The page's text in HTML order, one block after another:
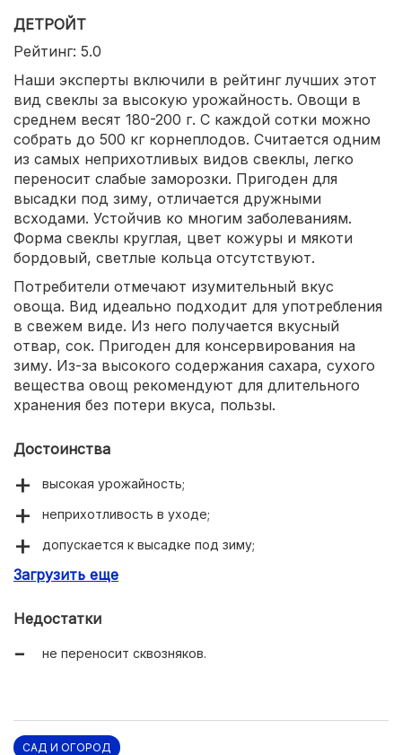
ДЕТРОЙТ
Рейтинг: 5.0
Наши эксперты включили в рейтинг лучших этот
вид свеклы за высокую урожайность. Овощи в
среднем весят 180-200 г. С каждой сотки можно
собрать до 500 кг корнеплодов. Считается одним
из самых неприхотливых видов свеклы, легко
переносит слабые заморозки. Пригоден для
высадки под зиму, отличается дружными
всходами. Устойчив ко многим заболеваниям.
Форма свеклы круглая, цвет кожуры и мякоти
бордовый, светлые кольца отсутствуют.
Потребители отмечают изумительный вкус
овоща. Вид идеально подходит для употребления
в свежем виде. Из него получается вкусный
отвар, сок. Пригоден для консервирования на
зиму. Из-за высокого содержания сахара, сухого
вещества овощ рекомендуют для длительного
хранения без потери вкуса, пользы.
Достоинства
высокая урожайность;
неприхотливость в уходе;
допускается к высадке под зиму;
устойчив к болезням;
Загрузить еще
Недостатки
не переносит сквозняков.
САД И ОГОРОД